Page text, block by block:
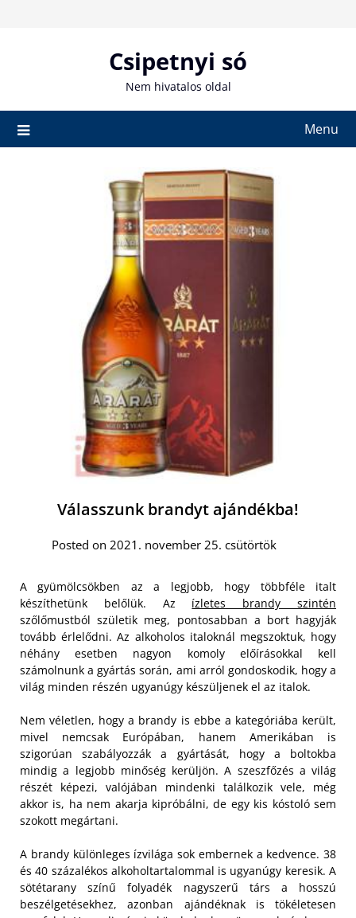
Csipetnyi só
Nem hivatalos oldal
Menu
Válasszunk brandyt ajándékba!
Posted on 2021. november 25. csütörtök
A gyümölcsökben az a legjobb, hogy többféle italt
készíthetünk belőlük. Az ízletes brandy szintén
szőlőmustból születik meg, pontosabban a bort hagyják
tovább érlelődni. Az alkoholos italoknál megszoktuk, hogy
néhány esetben nagyon komoly előírásokkal kell
számolnunk a gyártás során, ami arról gondoskodik, hogy a
világ minden részén ugyanúgy készüljenek el az italok.
Nem véletlen, hogy a brandy is ebbe a kategóriába került,
mivel nemcsak Európában, hanem Amerikában is
szigorúan szabályozzák a gyártását, hogy a boltokba
mindig a legjobb minőség kerüljön.A szeszfőzés a világ
részét képezi, valójában mindenki találkozik vele, még
akkor is, ha nem akarja kipróbálni, de egy kis kóstoló sem
szokott megártani.
A brandy különleges ízvilága sok embernek a kedvence. 38
és 40 százalékos alkoholtartalommal is ugyanúgy keresik. A
sötétarany színű folyadék nagyszerű társ a hosszú
beszélgetésekhez, azonban ajándéknak is tökéletesen